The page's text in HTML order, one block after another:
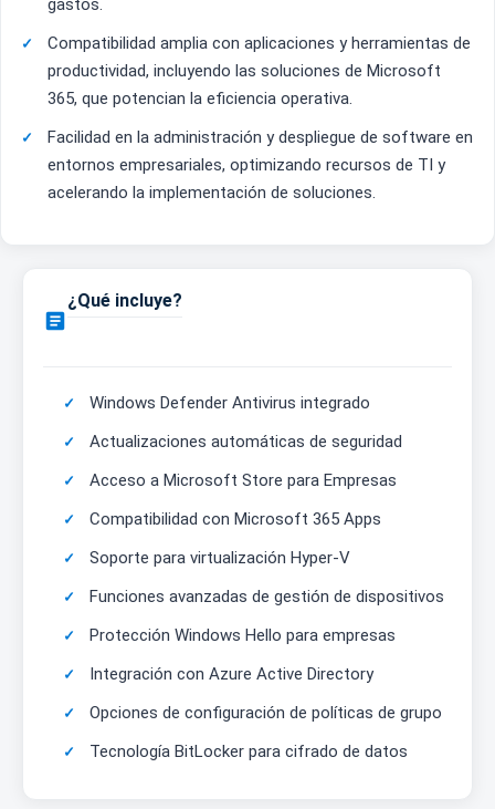
gastos.
Compatibilidad amplia con aplicaciones y herramientas de
productividad, incluyendo las soluciones de Microsoft
365, que potencian la eficiencia operativa.
Facilidad en la administración y despliegue de software en
entornos empresariales, optimizando recursos de TI y
acelerando la implementación de soluciones.

¿Qué incluye?
Windows Defender Antivirus integrado
Actualizaciones automáticas de seguridad
Acceso a Microsoft Store para Empresas
Compatibilidad con Microsoft 365 Apps
Soporte para virtualización Hyper-V
Funciones avanzadas de gestión de dispositivos
Protección Windows Hello para empresas
Integración con Azure Active Directory
Opciones de configuración de políticas de grupo
Tecnología BitLocker para cifrado de datos